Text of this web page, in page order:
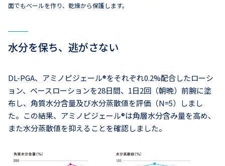
面でもベールを作り、乾燥から保護します。
水分を保ち、逃がさない
DL-PGA、アミノピジェール®をそれぞれ0.2%配合したローシ
ョン、ベースローションを28日間、1日2回（朝晩）前腕に塗
布し、角質水分含量及び水分蒸散値を評価（N=5）しまし
た。この結果、アミノピジェール®は角層水分含み量を高め、
また水分蒸散値を抑えることを確認しました。